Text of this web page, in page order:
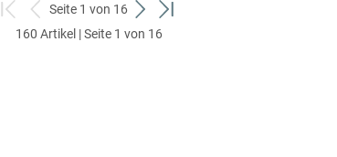
zum
ersten
zurück
zum
Seite 1 von 16
weiter
zum
zum
160 Artikel | Seite 1 von 16